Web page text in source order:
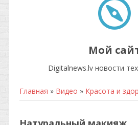
Мой
Digitalnews.lv новости
Главная » Видео » Красота и